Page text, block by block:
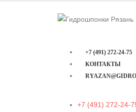
+7 (491) 272-24-75
КОНТАКТЫ
+7 (491) 272-24-